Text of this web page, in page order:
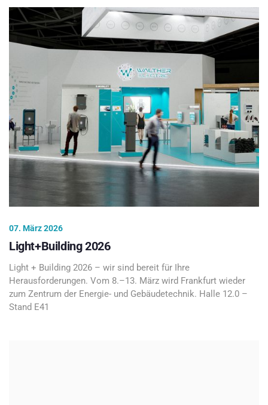
07. März 2026
Light+Building 2026
Light + Building 2026 – wir sind bereit für Ihre
Herausforderungen. Vom 8.–13. März wird Frankfurt wieder
zum Zentrum der Energie- und Gebäudetechnik. Halle 12.0 –
Stand E41